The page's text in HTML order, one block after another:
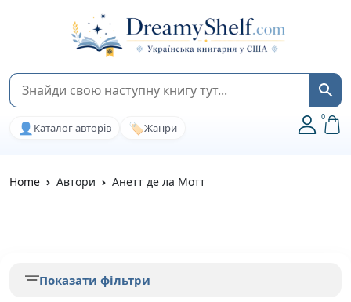
👤 Каталог авторів 🏷️Жанри
0
Home Автори Анетт де ла Мотт
Показати фільтри